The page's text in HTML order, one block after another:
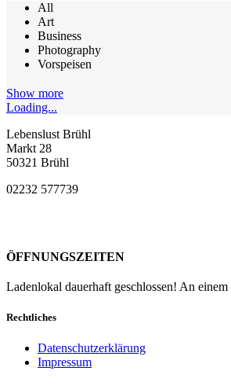
All
Art
Business
Photography
Vorspeisen
Show more
Loading...
Lebenslust Brühl
Markt 28
50321 Brühl
02232 577739
ÖFFNUNGSZEITEN
Ladenlokal dauerhaft geschlossen! An
Rechtliches
Datenschutzerklärung
Impressum